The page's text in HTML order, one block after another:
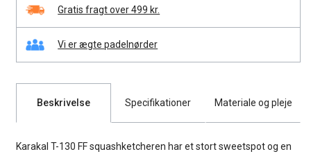
Gratis fragt over 499 kr.
Vi er ægte padelnørder
Beskrivelse Specifikationer Materiale og pleje
Karakal T-130 FF squashketcheren har et stort sweetspot og en